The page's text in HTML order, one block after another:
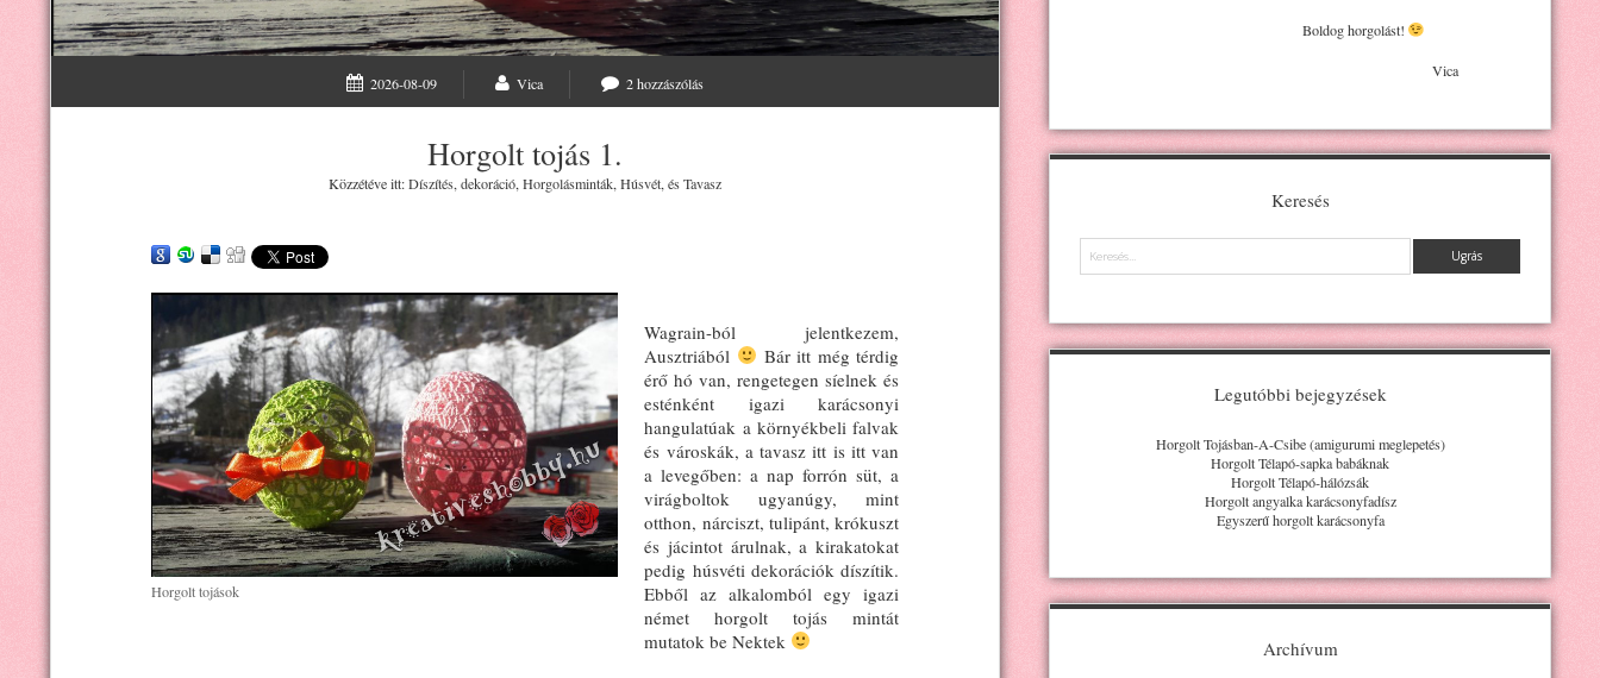
2026-08-09 Vica 2 hozzászólás
Horgolt tojás 1.
Közzétéve itt:Díszítés, dekoráció,Horgolásminták,Húsvét, ésTavasz
Horgolt tojások
Wagrain-ból jelentkezem,
Ausztriából
Bár itt még térdig
érő hó van, rengetegen síelnek és
esténként igazi karácsonyi
hangulatúak a környékbeli falvak
és városkák, a tavasz itt is itt van
a levegőben: a nap forrón süt, a
virágboltok ugyanúgy, mint
otthon, nárciszt, tulipánt, krókuszt
és jácintot árulnak, a kirakatokat
pedig húsvéti dekorációk díszítik.
Ebből az alkalomból egy igazi
német horgolt tojás mintát
mutatok be Nektek
Boldog horgolást!
Vica
Keresés
Keresés
Legutóbbi bejegyzések
Horgolt Tojásban-A-Csibe (amigurumi meglepetés)
Horgolt Télapó-sapka babáknak
Horgolt Télapó-hálózsák
Horgolt angyalka karácsonyfadísz
Egyszerű horgolt karácsonyfa
Archívum